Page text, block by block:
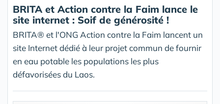
BRITA et Action contre la Faim lance le
site internet : Soif de générosité !
BRITA® et l'ONG Action contre la Faim lancent un
site Internet dédié à leur projet commun de fournir
en eau potable les populations les plus
défavorisées du Laos.